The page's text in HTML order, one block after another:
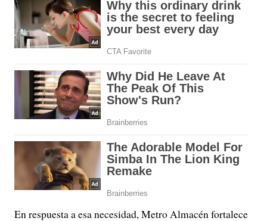
En respuesta a esa necesidad, Metro Almacén fortalece